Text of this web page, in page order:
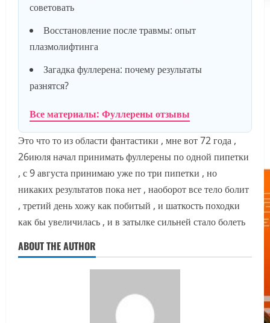
советовать
Восстановление после травмы: опыт
плазмолифтинга
Загадка фуллерена: почему результаты
разнятся?
Все материалы: Фуллерены отзывы
Это что то из области фантастики , мне вот 72 года ,
26июля начал принимать фуллерены по одной пипетки
, с 9 августа принимаю уже по три пипетки , но
никаких результатов пока нет , наоборот все тело болит
, третий день хожу как побитый , и шаткость походки
как бы увеличилась , и в затылке сильней стало болеть
ABOUT THE AUTHOR